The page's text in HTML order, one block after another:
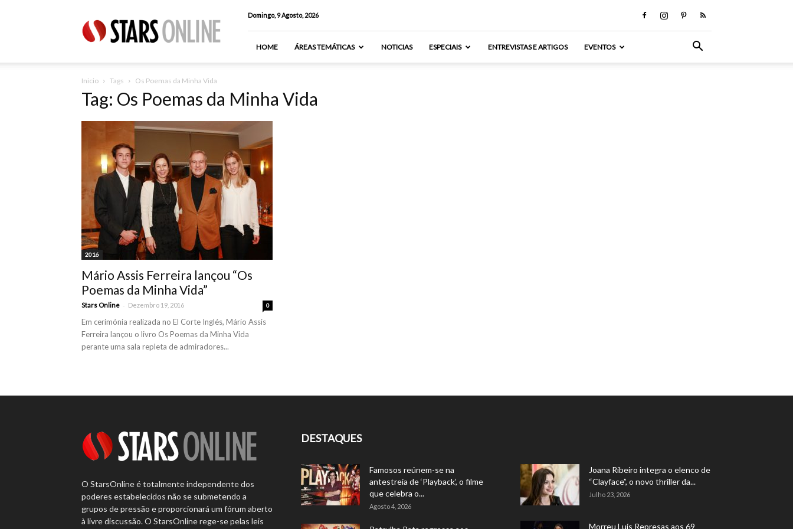
Online
Domingo, 9 Agosto, 2026
HOME ÁREAS TEMÁTICAS NOTICIAS ESPECIAIS ENTREVISTAS E ARTIGOS EVENTOS
Inicio Tags Os Poemas da Minha Vida
Tag: Os Poemas da Minha Vida
2016
Mário Assis Ferreira lançou “Os
Poemas da Minha Vida”
Stars Online - Dezembro 19, 2016 0
Em cerimónia realizada no El Corte Inglés, Mário Assis
Ferreira lançou o livro Os Poemas da Minha Vida
perante uma sala repleta de admiradores...
O StarsOnline é totalmente independente dos
poderes estabelecidos não se submetendo a
grupos de pressão e proporcionará um fórum aberto
à livre discussão. O StarsOnline rege-se pelas leis
DESTAQUES
Famosos reúnem-se na
antestreia de ‘Playback’, o filme
que celebra o...
Agosto 4, 2026
Joana Ribeiro integra o elenco de
“Clayface”, o novo thriller da...
Julho 23, 2026
Morreu Luís Represas aos 69